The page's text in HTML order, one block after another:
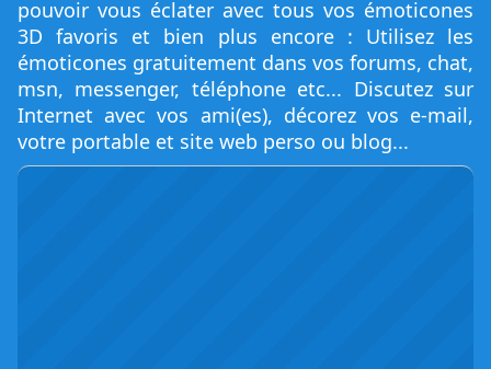
pouvoir vous éclater avec tous vos émoticones
3D favoris et bien plus encore : Utilisez les
émoticones gratuitement dans vos forums, chat,
msn, messenger, téléphone etc... Discutez sur
Internet avec vos ami(es), décorez vos e-mail,
votre portable et site web perso ou blog...